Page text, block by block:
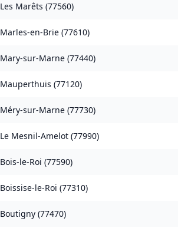
Les Marêts (77560)
Marles-en-Brie (77610)
Mary-sur-Marne (77440)
Mauperthuis (77120)
Méry-sur-Marne (77730)
Le Mesnil-Amelot (77990)
Bois-le-Roi (77590)
Boissise-le-Roi (77310)
Boutigny (77470)